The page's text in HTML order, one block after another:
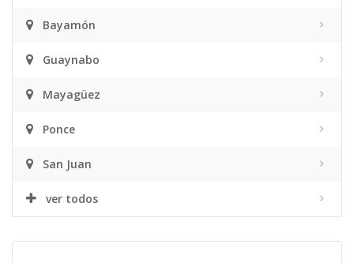
Bayamón
Guaynabo
Mayagüez
Ponce
San Juan
ver todos